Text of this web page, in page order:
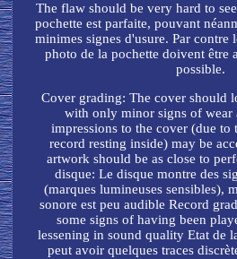
The flaw should be very hard to
pochette est parfaite, pouvant
minimes signes d'usure. Par contre
photo de la pochette doivent être
possible.
Cover grading: The cover should
with only minor signs of wear
impressions to the cover (due to
record resting inside) may be
artwork should be as close to
disque: Le disque montre des
(marques lumineuses sensibles),
sonore est peu audible Record
some signs of having been
lessening in sound quality Etat de
peut avoir quelques traces